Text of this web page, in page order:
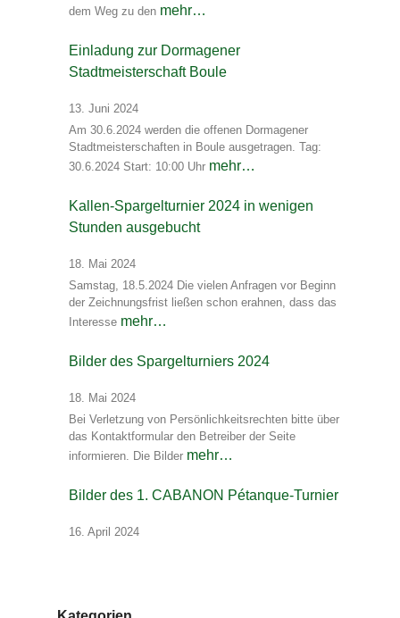
dem Weg zu den mehr…
Einladung zur Dormagener
Stadtmeisterschaft Boule
13. Juni 2024
Am 30.6.2024 werden die offenen Dormagener
Stadtmeisterschaften in Boule ausgetragen. Tag:
30.6.2024 Start: 10:00 Uhr mehr…
Kallen-Spargelturnier 2024 in wenigen
Stunden ausgebucht
18. Mai 2024
Samstag, 18.5.2024 Die vielen Anfragen vor Beginn
der Zeichnungsfrist ließen schon erahnen, dass das
Interesse mehr…
Bilder des Spargelturniers 2024
18. Mai 2024
Bei Verletzung von Persönlichkeitsrechten bitte über
das Kontaktformular den Betreiber der Seite
informieren. Die Bilder mehr…
Bilder des 1. CABANON Pétanque-Turnier
16. April 2024